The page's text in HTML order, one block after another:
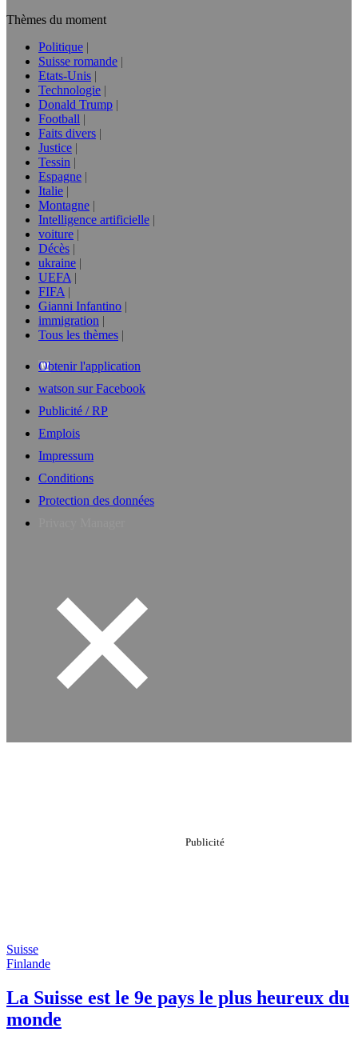
Thèmes du moment
Politique
Suisse romande
Etats-Unis
Technologie
Donald Trump
Football
Faits divers
Justice
Tessin
Espagne
Italie
Montagne
Intelligence artificielle
voiture
Décès
ukraine
UEFA
FIFA
Gianni Infantino
immigration
Tous les thèmes
Obtenir l'application
watson sur Facebook
Publicité / RP
Emplois
Impressum
Conditions
Protection des données
Suisse
Finlande
La Suisse est le 9e pays le plus heureux du
monde